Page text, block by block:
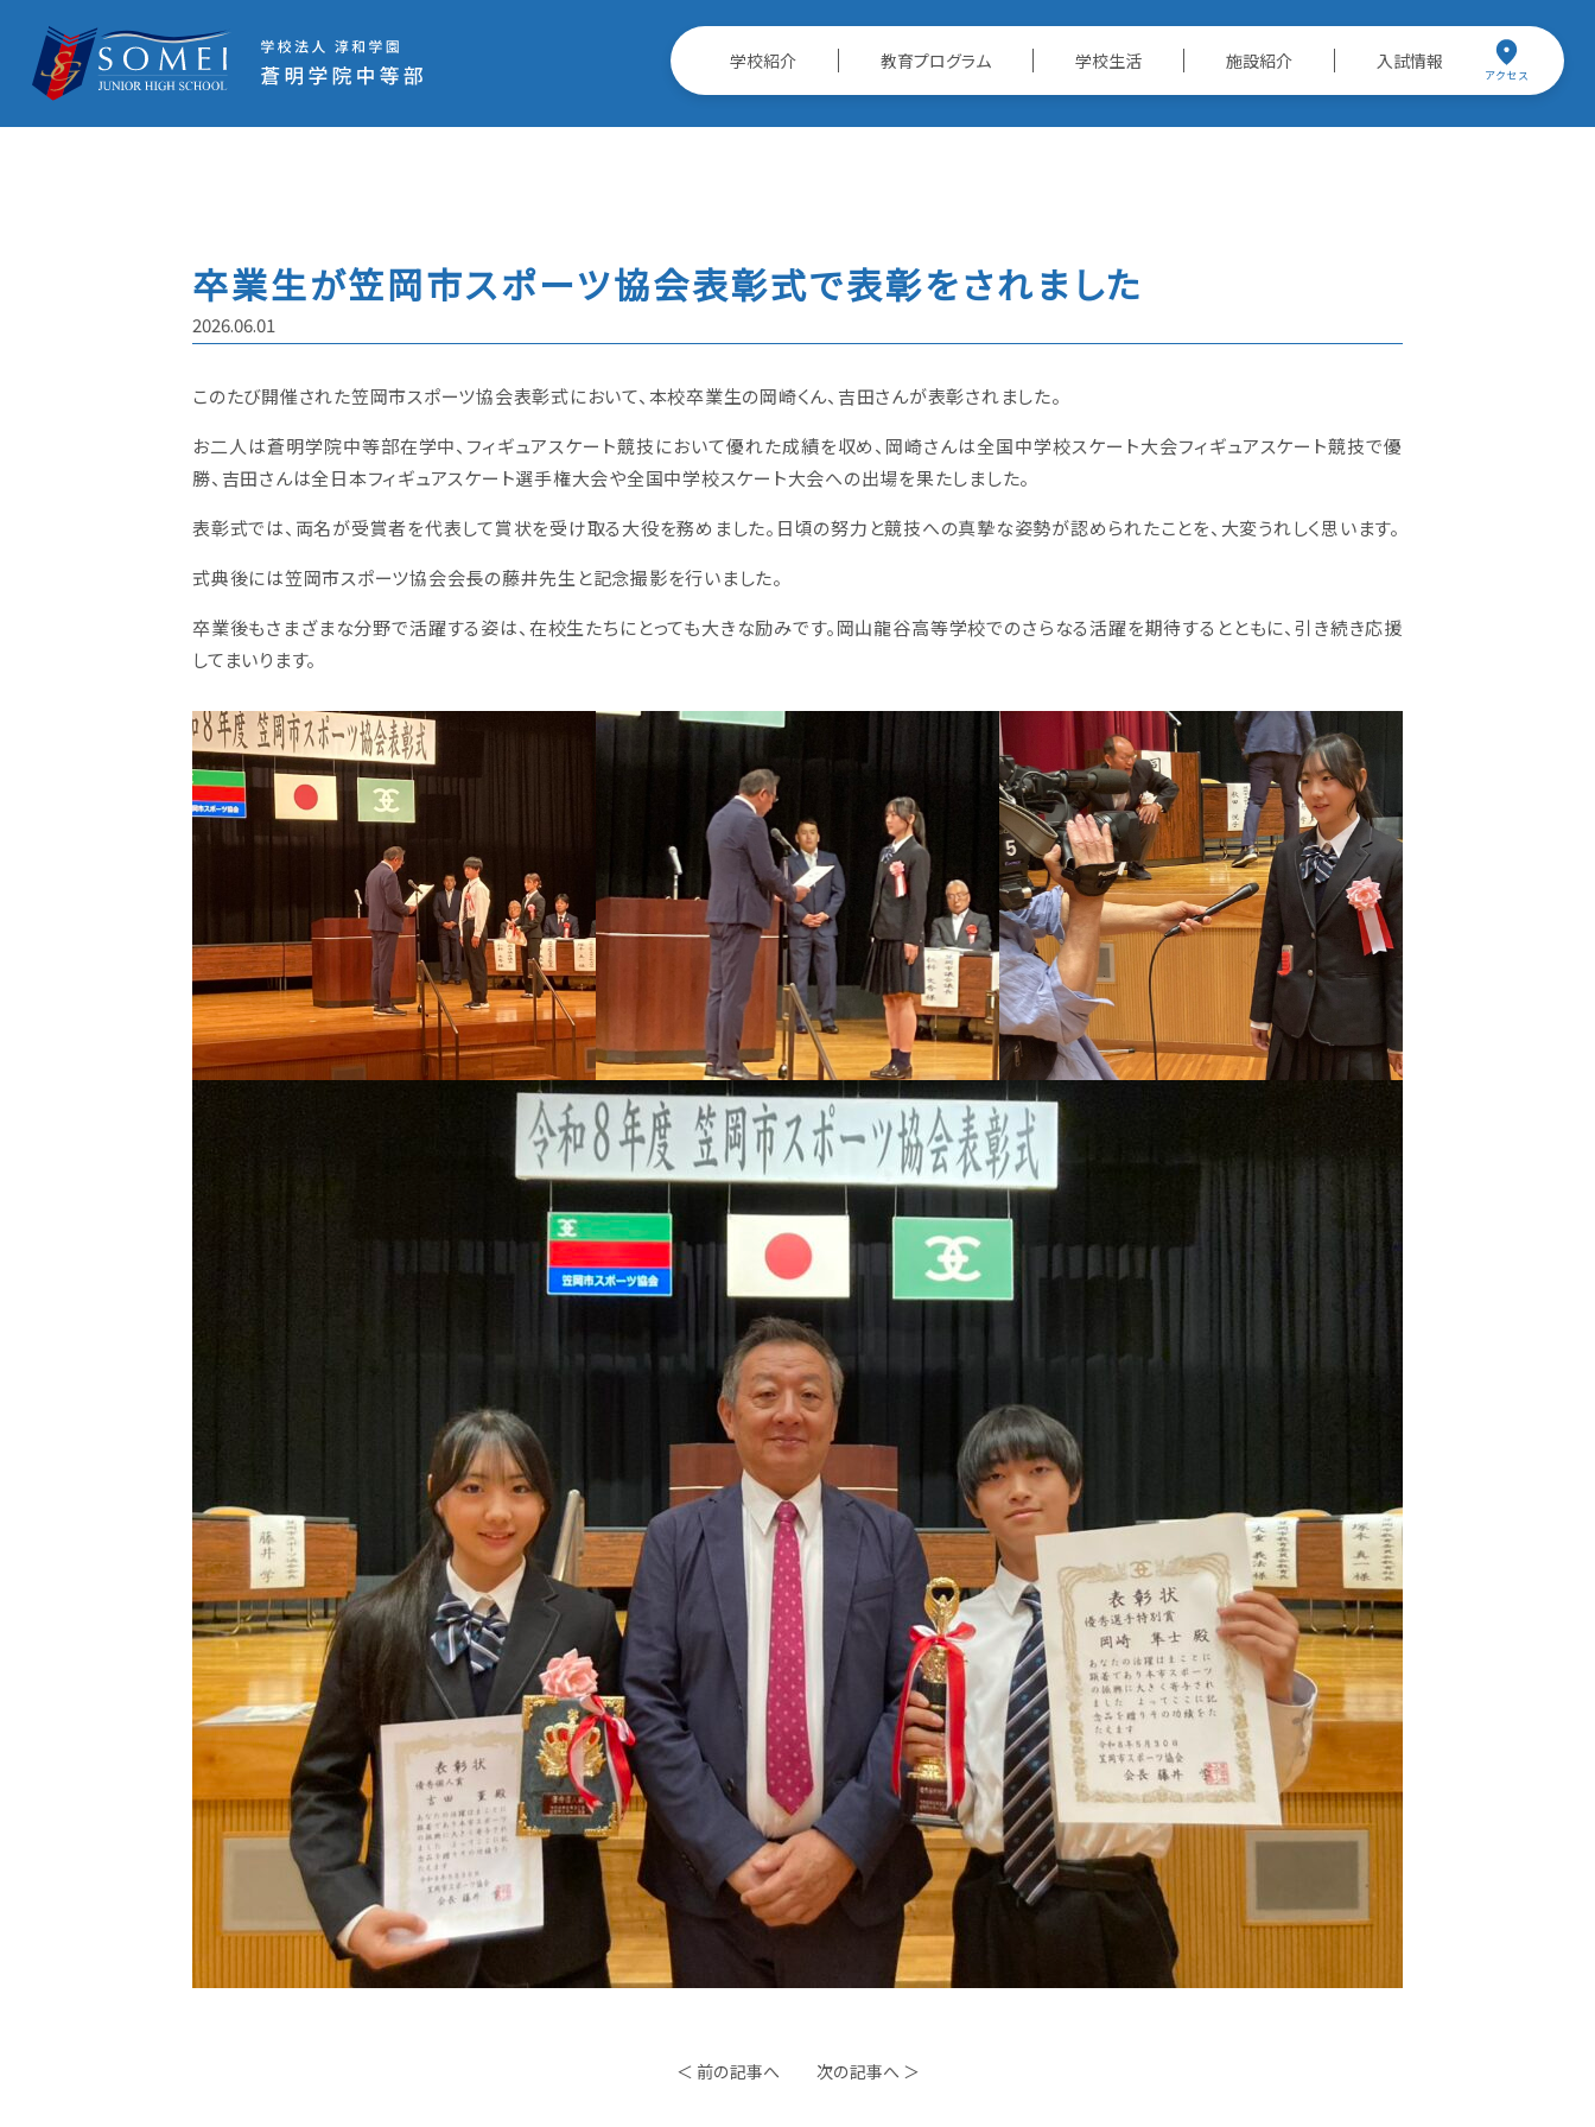
学校紹介 教育プログラム 学校生活 施設紹介 入試情報
アクセス
卒業生が笠岡市スポーツ協会表彰式で表彰をされました
2026.06.01
このたび開催された笠岡市スポーツ協会表彰式において、本校卒業生の岡崎くん、吉田さんが表彰されました。
お二人は蒼明学院中等部在学中、フィギュアスケート競技において優れた成績を収め、岡崎さんは全国中学校スケート大会フィギュアスケート競技で優
勝、吉田さんは全日本フィギュアスケート選手権大会や全国中学校スケート大会への出場を果たしました。
表彰式では、両名が受賞者を代表して賞状を受け取る大役を務めました。日頃の努力と競技への真摯な姿勢が認められたことを、大変うれしく思います。
式典後には笠岡市スポーツ協会会長の藤井先生と記念撮影を行いました。
卒業後もさまざまな分野で活躍する姿は、在校生たちにとっても大きな励みです。岡山龍谷高等学校でのさらなる活躍を期待するとともに、引き続き応援
してまいります。
＜ 前の記事へ 次の記事へ ＞